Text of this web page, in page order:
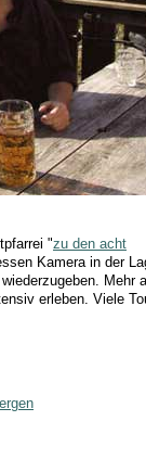
"zu den acht
Kamera in der
Mehr
erleben. Viele